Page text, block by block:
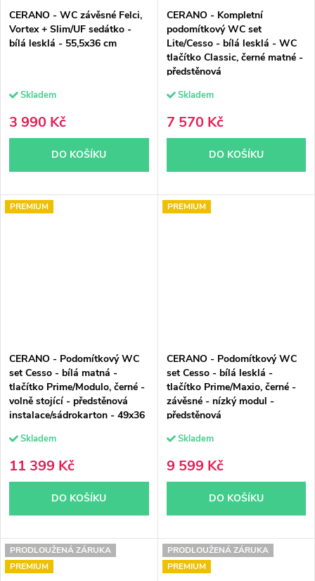
CERANO - WC závěsné Felci,
Vortex + Slim/UF sedátko -
bílá lesklá - 55,5x36 cm
Skladem
3 990 Kč
DO KOŠÍKU
CERANO - Kompletní
podomítkový WC set
Lite/Cesso - bílá lesklá - WC
tlačítko Classic, černé matné -
předstěnová
cmSkladem
7 570 Kč
DO KOŠÍKU
PREMIUM
CERANO - Podomítkový WC
set Cesso - bílá matná -
tlačítko Prime/Modulo, černé -
volně stojící - předstěnová
instalace/sádrokarton - 49x36
Skladem
11 399 Kč
DO KOŠÍKU
PREMIUM
CERANO - Podomítkový WC
set Cesso - bílá lesklá -
tlačítko Prime/Maxio, černé -
závěsné - nízký modul -
předstěnová
cmSkladem
9 599 Kč
DO KOŠÍKU
PRODLOUŽENÁ ZÁRUKA
PREMIUM
PRODLOUŽENÁ ZÁRUKA
PREMIUM